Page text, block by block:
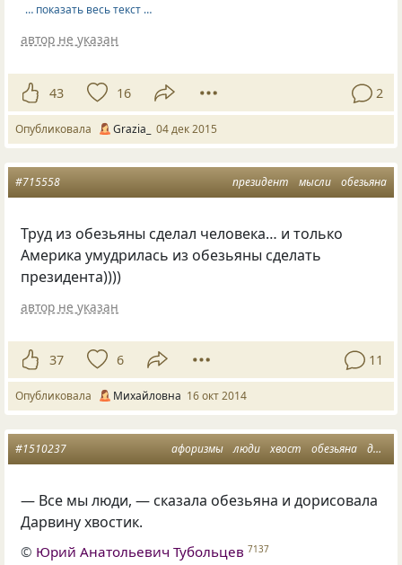
… показать весь текст …
автор не указан
43 16 2
Опубликовала Grazia_ 04 дек 2015
президент мысли обезьяна
#715558
Труд из обезьяны сделал человека… и только
Америка умудрилась из обезьяны сделать
президента))))
автор не указан
37 6 11
Опубликовала Михайловна 16 окт 2014
афоризмы люди хвост обезьяна дарвин
#1510237
— Все мы люди, — сказала обезьяна и дорисовала
Дарвину хвостик.
© Юрий Анатольевич Тубольцев 7137